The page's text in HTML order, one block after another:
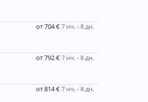
от 704 €7 нч. - 8 дн.
от 792 €7 нч. - 8 дн.
от 814 €7 нч. - 8 дн.